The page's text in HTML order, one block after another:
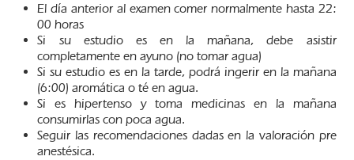
El día anterior al examen comer normalmente hasta 22:
00 horas
Si su estudio es en la mañana, debe asistir
completamente en ayuno (no tomar agua)
Si su estudio es en la tarde, podrá ingerir en la mañana
(6:00) aromática o té en agua.
Si es hipertenso y toma medicinas en la mañana
consumirlas con poca agua.
Seguir las recomendaciones dadas en la valoración pre
anestésica.